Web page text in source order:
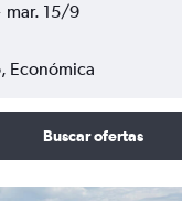
mar. 15/9
Económica
Buscar ofertas